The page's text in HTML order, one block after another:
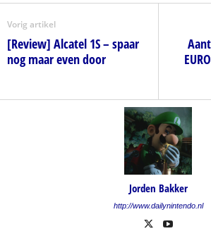
Vorig artikel
[Review] Alcatel 1S – spaar
nog maar even door
Jorden Bakker
http://www.dailynintendo.nl